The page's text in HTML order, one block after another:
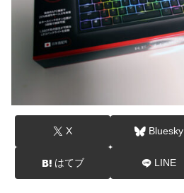
X Bluesky
はてブ LINE